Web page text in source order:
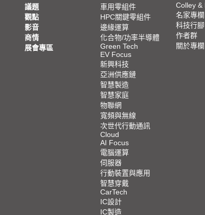
議題
觀點
影音
商情
展會專區
車用零組件
HPC關鍵零組件
邊緣運算
化合物/功率半導體
Green Tech
EV Focus
新興科技
亞洲供應鏈
智慧製造
智慧家庭
物聯網
寬頻與無線
次世代行動通訊
Cloud
AI Focus
電腦運算
伺服器
行動裝置與應用
智慧穿戴
CarTech
IC設計
IC製造
Colley &
名家專欄
科技行腳
作者群
關於專欄